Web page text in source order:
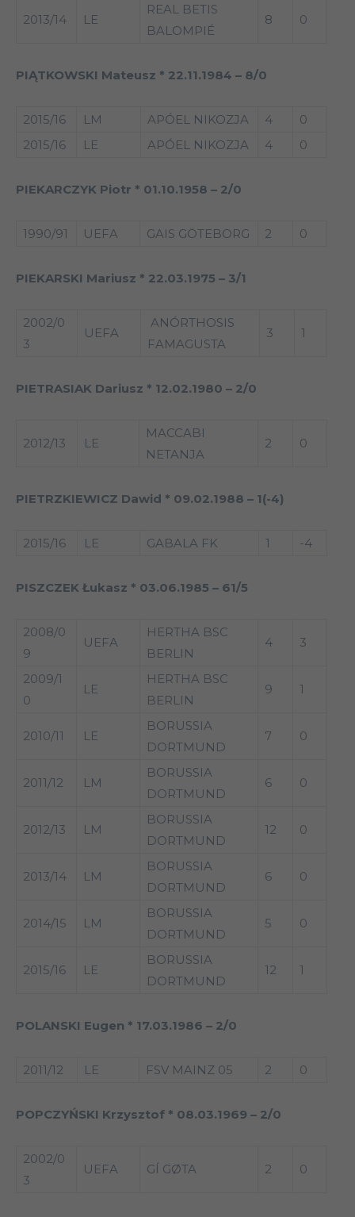
2013/14 LE
REAL BETIS
BALOMPIÉ
8 0
PIĄTKOWSKI Mateusz * 22.11.1984 – 8/0
2015/16 LM APÓEL NIKOZJA 4
0
2015/16
LE APÓEL NIKOZJA 4 0
PIEKARCZYK Piotr * 01.10.1958 – 2/0
1990/91 UEFA GAIS GÖTEBORG 2 0
PIEKARSKI Mariusz * 22.03.1975 – 3/1
2002/0
3
UEFA
ANÓRTHOSIS
FAMAGUSTA
3 1
PIETRASIAK Dariusz * 12.02.1980 – 2/0
2012/13 LE
MACCABI
NETANJA
2 0
PIETRZKIEWICZ Dawid * 09.02.1988 – 1(-4)
2015/16 LE GABALA FK 1 -4
PISZCZEK Łukasz * 03.06.1985 – 61/5
2008/0
9
UEFA
HERTHA BSC
BERLIN
4 3
2009/1
0
LE
HERTHA BSC
BERLIN
9 1
2010/11 LE
BORUSSIA
DORTMUND
7 0
2011/12 LM
BORUSSIA
DORTMUND
6 0
2012/13 LM
BORUSSIA
DORTMUND
12 0
2013/14 LM
BORUSSIA
DORTMUND
6 0
2014/15 LM
BORUSSIA
DORTMUND
5 0
2015/16 LE
BORUSSIA
DORTMUND
12 1
POLANSKI Eugen * 17.03.1986 – 2/0
2011/12 LE FSV MAINZ 05 2 0
POPCZYŃSKI Krzysztof * 08.03.1969 – 2/0
2002/0
3
UEFA GÍ GØTA 2 0